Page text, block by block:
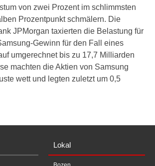
von zwei Prozent im schlimmsten
Prozentpunkt schmälern. Die
JPMorgan taxierten die Belastung für
Gewinn für den Fall eines
umgerechnet bis zu 17,7 Milliarden
machten die Aktien von Samsung
wett und legten zuletzt um 0,5
Lokal